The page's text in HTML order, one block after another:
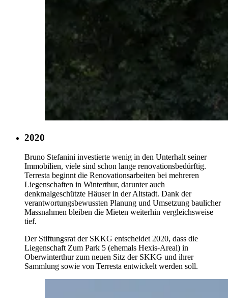
2020
Bruno Stefanini investierte wenig in den Unterhalt seiner
Immobilien, viele sind schon lange renovationsbedürftig.
Terresta beginnt die Renovationsarbeiten bei mehreren
Liegenschaften in Winterthur, darunter auch
denkmalgeschützte Häuser in der Altstadt. Dank der
verantwortungsbewussten Planung und Umsetzung baulicher
Massnahmen bleiben die Mieten weiterhin vergleichsweise
tief.
Der Stiftungsrat der SKKG entscheidet 2020, dass die
Liegenschaft Zum Park 5 (ehemals Hexis-Areal) in
Oberwinterthur zum neuen Sitz der SKKG und ihrer
Sammlung sowie von Terresta entwickelt werden soll.